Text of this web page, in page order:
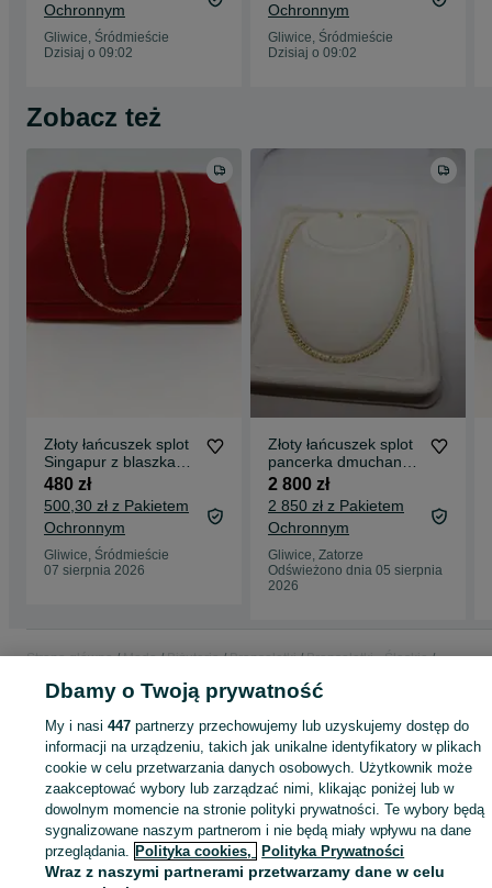
Ochronnym
Gliwice, Śródmieście
Dzisiaj o 09:02
Ochronnym
Gliwice, Śródmieście
Dzisiaj o 09:02
Zobacz też
Złoty łańcuszek splot
Singapur z blaszkami
dł.40cm, złoto próby
585
480 zł
500,30 zł z Pakietem
Ochronnym
Gliwice, Śródmieście
07 sierpnia 2026
Złoty łańcuszek splot
pancerka dmuchana
złoto 585 długość
56cm
2 800 zł
2 850 zł z Pakietem
Ochronnym
Gliwice, Zatorze
Odświeżono dnia 05 sierpnia
2026
Strona główna Moda Biżuteria Bransoletki
Bransoletki - Śląskie
KATEGORIA
ID:967955366 Wyświetlenia:
Kup
Dbamy o Twoją prywatność
My i nasi447 partnerzy przechowujemy lub uzyskujemy dostęp do
informacji na urządzeniu, takich jak unikalne identyfikatory w plikach
cookie w celu przetwarzania danych osobowych. Użytkownik może
zaakceptować wybory lub zarządzać nimi, klikając poniżej lub w
dowolnym momencie na stronie polityki prywatności. Te wybory będą
sygnalizowane naszym partnerom i nie będą miały wpływu na dane
przeglądania. Polityka cookies, Polityka Prywatności
Wraz z naszymi partnerami przetwarzamy dane w celu